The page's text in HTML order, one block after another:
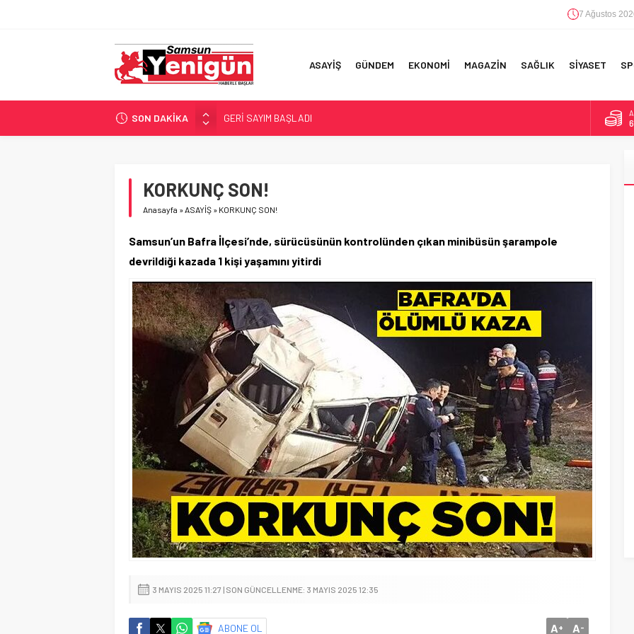
7 Ağustos
ASAYİŞ GÜNDEM EKONOMİ MAGAZİN SAĞLIK SİYASET
SON DAKİKA
GERİ SAYIM BAŞLADI
SAMSUNSPOR’DA HEDEF 5’İNCİLİK!
İŞTE FINDIK FİYATI!
KORKUNÇ SON!
Anasayfa »ASAYİŞ » KORKUNÇ SON!
Samsun’un Bafra İlçesi’nde, sürücüsünün kontrolünden çıkan minibüsün şarampole
devrildiği kazada 1 kişi yaşamını yitirdi
3 MAYIS 2025 11:27 | SON GÜNCELLENME: 3 MAYIS 2025 12:35
ABONE OL A+ A-